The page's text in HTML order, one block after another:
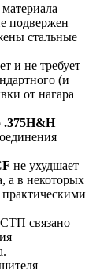
подвержен
стальные
и не требует
(и
от нагара
.375H&H
не ухудшает
а в некоторых
практическими
связано